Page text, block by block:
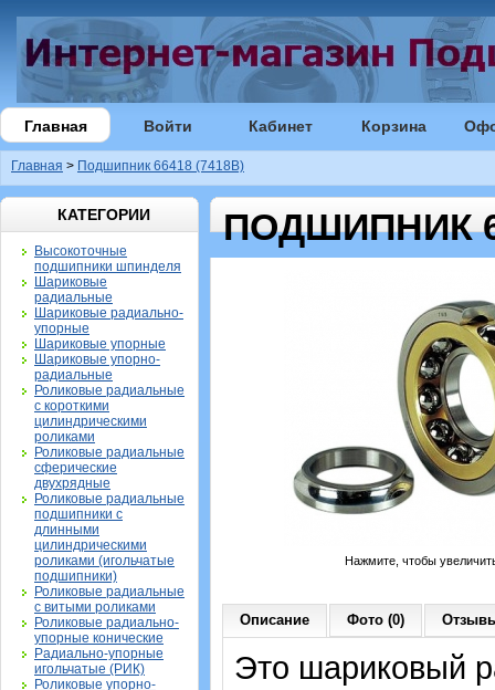
Главная Войти Кабинет Корзина
Главная > Подшипник 66418 (7418B)
КАТЕГОРИИ
Высокоточные
подшипники шпинделя
Шариковые
радиальные
Шариковые радиально-
упорные
Шариковые упорные
Шариковые упорно-
радиальные
Роликовые радиальные
с короткими
цилиндрическими
роликами
Роликовые радиальные
сферические
двухрядные
Роликовые радиальные
подшипники с
длинными
цилиндрическими
роликами (игольчатые
подшипники)
Роликовые радиальные
с витыми роликами
Роликовые радиально-
упорные конические
Радиально-упорные
игольчатые (РИК)
Роликовые упорно-
ПОДШИПНИК
Нажмите, чтобы
Описание Фото (0)
Это шариковый